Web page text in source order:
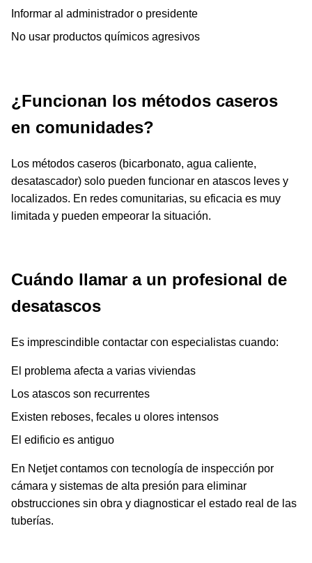
Informar al administrador o presidente
No usar productos químicos agresivos
¿Funcionan los métodos caseros
en comunidades?
Los métodos caseros (bicarbonato, agua caliente,
desatascador) solo pueden funcionar en atascos leves y
localizados. En redes comunitarias, su eficacia es muy
limitada y pueden empeorar la situación.
Cuándo llamar a un profesional de
desatascos
Es imprescindible contactar con especialistas cuando:
El problema afecta a varias viviendas
Los atascos son recurrentes
Existen reboses, fecales u olores intensos
El edificio es antiguo
En Netjet contamos con tecnología de inspección por
cámara y sistemas de alta presión para eliminar
obstrucciones sin obra y diagnosticar el estado real de las
tuberías.